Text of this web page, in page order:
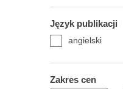
Język publikacji
angielski
Zakres cen